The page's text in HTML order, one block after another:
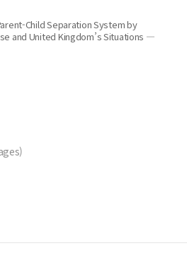
Child Separation System by
and United Kingdom’s Situations ―